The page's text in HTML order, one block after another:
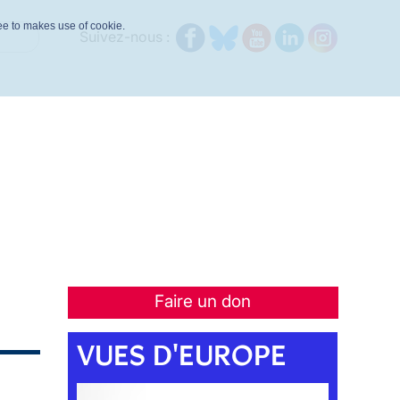
Faire un don
VUES D'EUROPE
to makes use of cookie.